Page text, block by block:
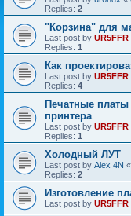
Replies: 2
"Корзина" для
Last post by UR5FFR
Replies: 1
Как
Last post by UR5FFR
Replies: 4
Печатные
принтера
Last post by UR5FFR
Replies: 1
Холодный ЛУТ
Last post by Alex 4N «
Replies: 2
Изготовление
Last post by UR5FFR